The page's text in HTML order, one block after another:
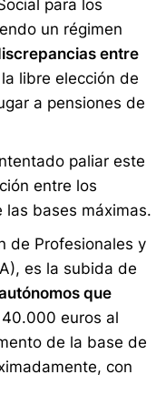
para los
un régimen
entre
libre elección de
a pensiones de
paliar este
entre los
las bases máximas.
de Profesionales y
es la subida de
que
euros al
de la base de
con